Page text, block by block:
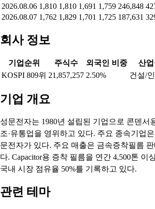
2026.08.06 1,810 1,810 1,691 1,759 246,848
2026.08.07 1,762 1,829 1,701 1,725 187,631
회사 정보
기업순위 주식수 외국인 비중 산
KOSPI 809위 21,857,257 2.50% 건설/
기업 개요
성문전자는 1980년 설립된 기업으로 콘덴서
조·유통업을 영위하고 있다. 주요 종속기업
문전자가 있다. 주요 매출은 금속증착필름
다. Capacitor용 증착 필름을 연간 4,500톤 이
국내 시장 점유율 50%를 기록하고 있다.
관련 테마